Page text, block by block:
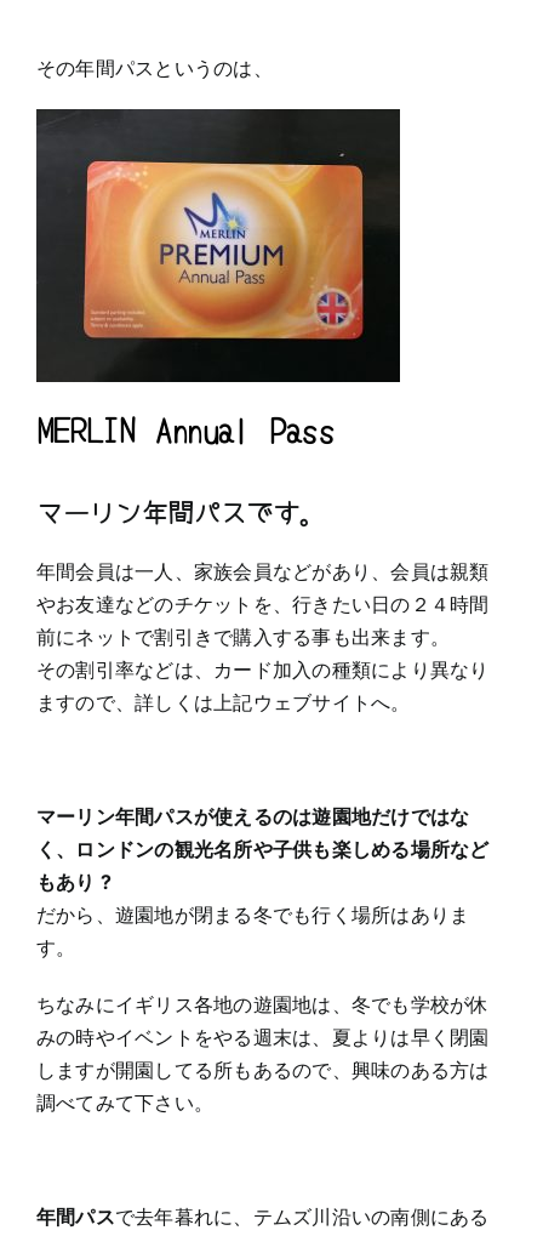
その年間パスというのは、
MERLIN Annual Pass
マーリン年間パスです。
年間会員は一人、家族会員などがあり、会員は親類
やお友達などのチケットを、行きたい日の２４時間
前にネットで割引きで購入する事も出来ます。
その割引率などは、カード加入の種類により異なり
ますので、詳しくは上記ウェブサイトへ。
マーリン年間パスが使えるのは遊園地だけではな
く、ロンドンの観光名所や子供も楽しめる場所など
もあり ?
だから、遊園地が閉まる冬でも行く場所はありま
す。
ちなみにイギリス各地の遊園地は、冬でも学校が休
みの時やイベントをやる週末は、夏よりは早く閉園
しますが開園してる所もあるので、興味のある方は
調べてみて下さい。
年間パスで去年暮れに、テムズ川沿いの南側にある